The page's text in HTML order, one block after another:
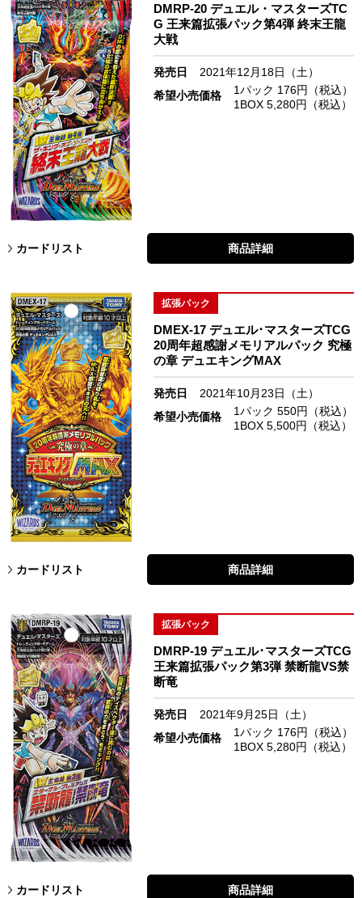
DMRP-20 デュエル・マスターズTC
G 王来篇拡張パック第4弾 終末王龍
大戦
発売日
2021年12月18日（土）
希望小売価格
1パック 176円（税込）
1BOX 5,280円（税込）
カードリスト 商品詳細
拡張パック
DMEX-17 デュエル･マスターズTCG
20周年超感謝メモリアルパック 究極
の章 デュエキングMAX
発売日
2021年10月23日（土）
希望小売価格
1パック 550円（税込）
1BOX 5,500円（税込）
カードリスト 商品詳細
拡張パック
DMRP-19 デュエル･マスターズTCG
王来篇拡張パック第3弾 禁断龍VS禁
断竜
発売日
2021年9月25日（土）
希望小売価格
1パック 176円（税込）
1BOX 5,280円（税込）
カードリスト 商品詳細